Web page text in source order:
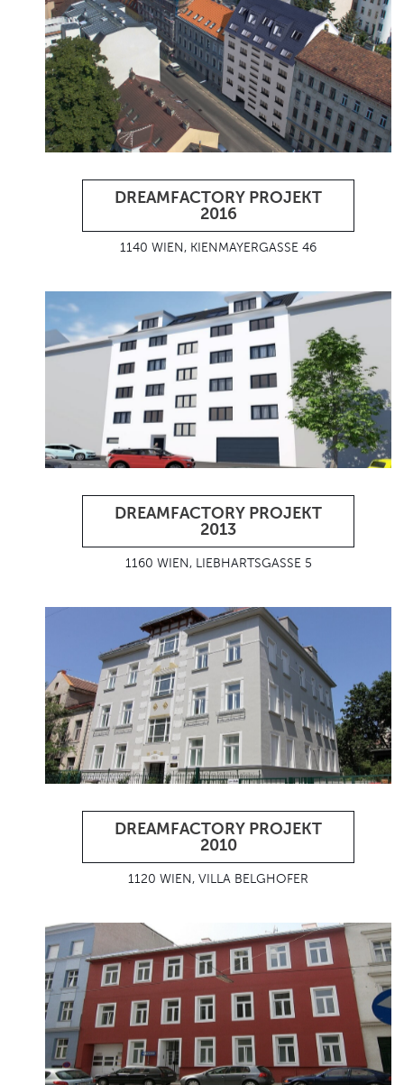
DREAMFACTORY PROJEKT
2016
1140 WIEN, KIENMAYERGASSE 46
DREAMFACTORY PROJEKT
2013
1160 WIEN, LIEBHARTSGASSE 5
DREAMFACTORY PROJEKT
2010
1120 WIEN, VILLA BELGHOFER